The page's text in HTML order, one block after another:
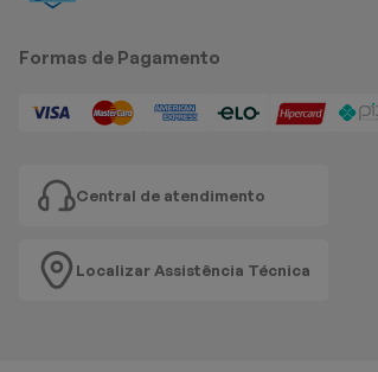
Formas de Pagamento
Central de atendimento
Localizar Assistência Técnica